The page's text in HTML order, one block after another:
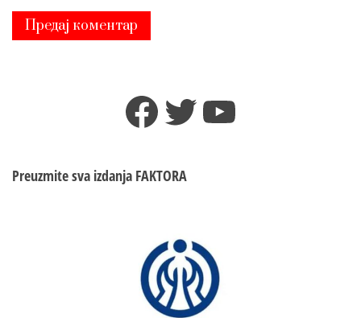
Facebook
TwitterYouTube
Preuzmite sva izdanja FAKTORA